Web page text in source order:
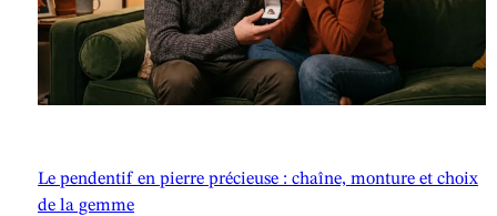
Le pendentif en pierre précieuse : chaîne, monture et choix
de la gemme